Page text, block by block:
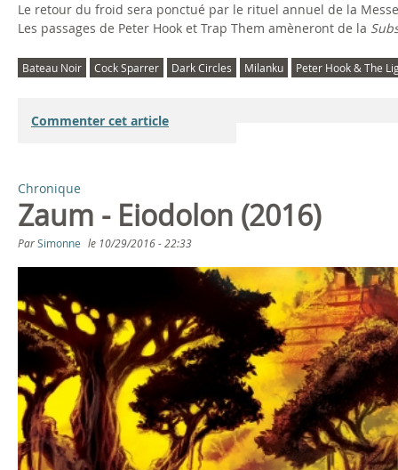
Le retour du froid sera ponctué par le rituel annuel de la
Les passages de Peter Hook et Trap Them amèneront de la
Bateau Noir Cock Sparrer Dark Circles Milanku Peter Hook & The
Commenter cet article
Chronique
Zaum - Eiodolon (2016)
ParSimonne le 10/29/2016 - 22:33